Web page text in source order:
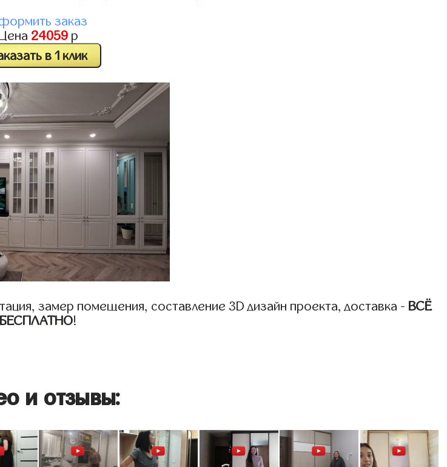
заказ
24059р
в 1 клик
замер помещения, составление 3D дизайн проекта, доставка - ВСЁ
БЕСПЛАТНО!
и отзывы: